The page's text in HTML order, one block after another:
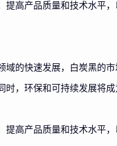
高产品质量和技术水平
的快速发展，白炭黑的市
，环保和可持续发展将
提高产品质量和技术水平